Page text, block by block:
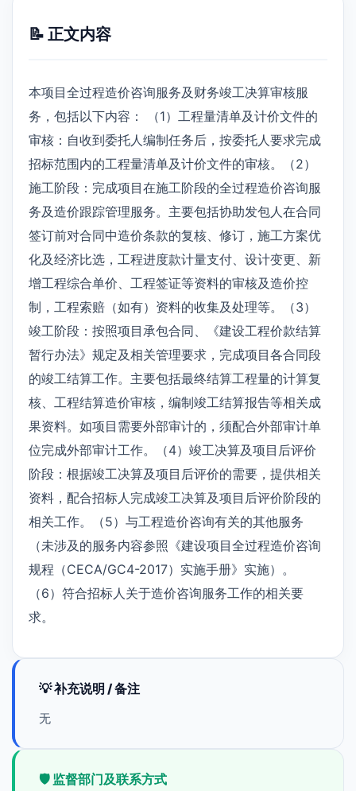
📝 正文内容
本项目全过程造价咨询服务及财务竣工决算审核服
务，包括以下内容： （1）工程量清单及计价文件的
审核：自收到委托人编制任务后，按委托人要求完成
招标范围内的工程量清单及计价文件的审核。（2）
施工阶段：完成项目在施工阶段的全过程造价咨询服
务及造价跟踪管理服务。主要包括协助发包人在合同
签订前对合同中造价条款的复核、修订，施工方案优
化及经济比选，工程进度款计量支付、设计变更、新
增工程综合单价、工程签证等资料的审核及造价控
制，工程索赔（如有）资料的收集及处理等。（3）
竣工阶段：按照项目承包合同、《建设工程价款结算
暂行办法》规定及相关管理要求，完成项目各合同段
的竣工结算工作。主要包括最终结算工程量的计算复
核、工程结算造价审核，编制竣工结算报告等相关成
果资料。如项目需要外部审计的，须配合外部审计单
位完成外部审计工作。（4）竣工决算及项目后评价
阶段：根据竣工决算及项目后评价的需要，提供相关
资料，配合招标人完成竣工决算及项目后评价阶段的
相关工作。（5）与工程造价咨询有关的其他服务
（未涉及的服务内容参照《建设项目全过程造价咨询
规程（CECA/GC4-2017）实施手册》实施）。
（6）符合招标人关于造价咨询服务工作的相关要
求。
💡 补充说明 / 备注
无
🛡️ 监督部门及联系方式